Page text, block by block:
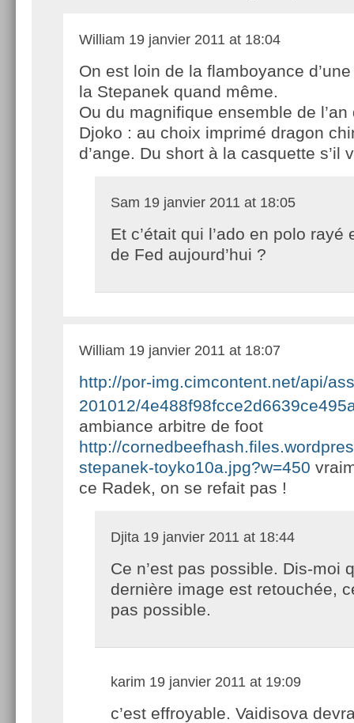
William 19 janvier 2011 at 18:04
On est loin de la flamboyance
la Stepanek quand même.
Ou du magnifique ensemble de
Djoko : au choix imprimé dragon
d’ange. Du short à la casquette s’il
Sam 19 janvier 2011 at 18:05
Et c’était qui l’ado en polo rayé
de Fed aujourd’hui ?
William 19 janvier 2011 at 18:07
http://por-img.cimcontent.net/api/
201012/
ambiance arbitre de foot
http://
stepanek-toyko10a.jpg?w=450
ce Radek, on se refait pas !
Djita 19 janvier 2011 at 18:44
Ce n’est pas possible. Dis-moi
dernière image est retouchée,
pas possible.
karim 19 janvier 2011 at 19:09
c’est effroyable. Vaidisova